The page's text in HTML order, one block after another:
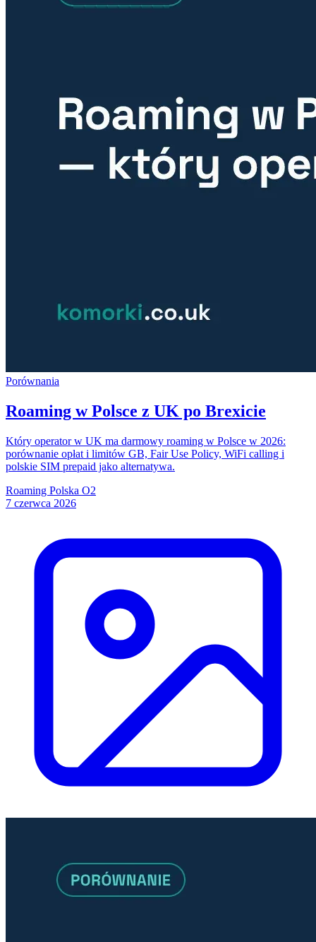
Porównania
Roaming w Polsce z UK po Brexicie
Który operator w UK ma darmowy roaming w Polsce w 2026:
porównanie opłat i limitów GB, Fair Use Policy, WiFi calling i
polskie SIM prepaid jako alternatywa.
Roaming Polska O2
7 czerwca 2026